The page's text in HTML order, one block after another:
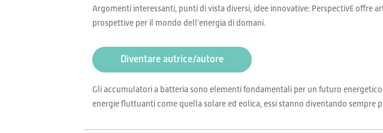
Argomenti interessanti, punti di vista diversi, idee innovative: PerspectivE offre
prospettive per il mondo dell’energia di domani.
Diventare autrice/autore
Gli accumulatori a batteria sono elementi fondamentali per un futuro
energie fluttuanti come quella solare ed eolica, essi stanno diventando sempre